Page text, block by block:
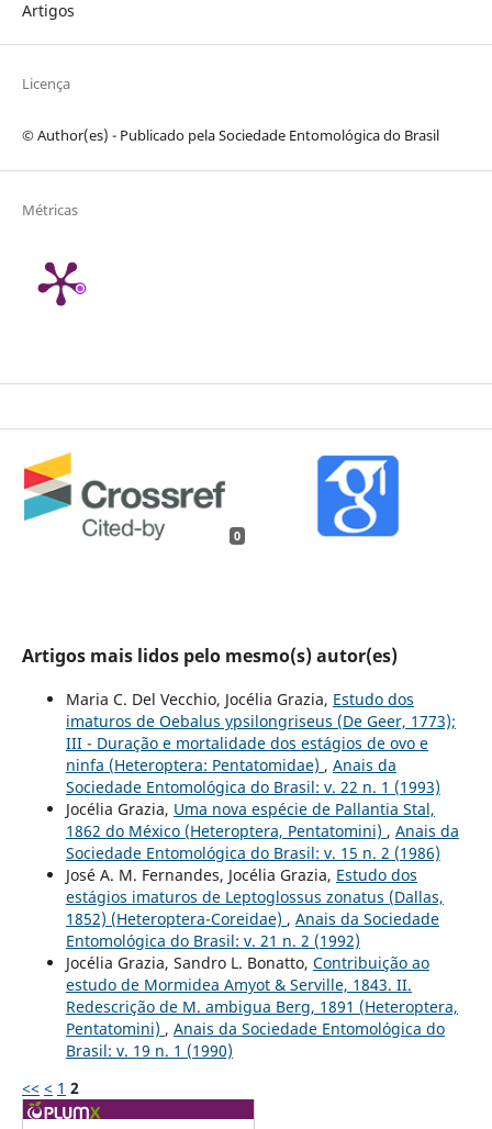
Artigos
Licença
© Author(es) - Publicado pela Sociedade Entomológica do Brasil
Métricas
0
Artigos mais lidos pelo mesmo(s) autor(es)
Maria C. Del Vecchio, Jocélia Grazia, Estudo dos
imaturos de Oebalus ypsilongriseus (De Geer, 1773);
III - Duração e mortalidade dos estágios de ovo e
ninfa (Heteroptera: Pentatomidae) , Anais da
Sociedade Entomológica do Brasil: v. 22 n. 1 (1993)
Jocélia Grazia, Uma nova espécie de Pallantia Stal,
1862 do México (Heteroptera, Pentatomini) , Anais da
Sociedade Entomológica do Brasil: v. 15 n. 2 (1986)
José A. M. Fernandes, Jocélia Grazia, Estudo dos
estágios imaturos de Leptoglossus zonatus (Dallas,
1852) (Heteroptera-Coreidae) , Anais da Sociedade
Entomológica do Brasil: v. 21 n. 2 (1992)
Jocélia Grazia, Sandro L. Bonatto, Contribuição ao
estudo de Mormidea Amyot & Serville, 1843. II.
Redescrição de M. ambigua Berg, 1891 (Heteroptera,
Pentatomini) , Anais da Sociedade Entomológica do
Brasil: v. 19 n. 1 (1990)
<< < 1 2